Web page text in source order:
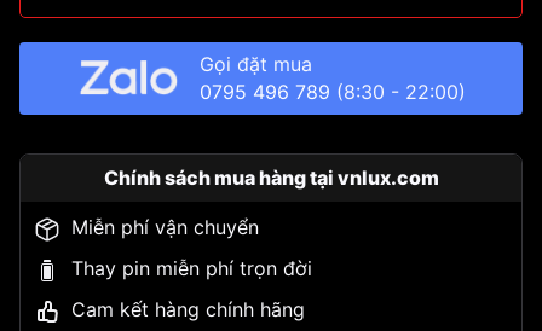
Gọi đặt mua
0795 496 789 (8:30 - 22:00)
Chính sách mua hàng tại vnlux.com
Miễn phí vận chuyển
Thay pin miễn phí trọn đời
Cam kết hàng chính hãng